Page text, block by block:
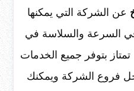
عن الشركة التي يمكنها
في السرعة والسلاسة في
تمتاز بتوفر جميع الخدمات
فروع الشركة ويمكنك